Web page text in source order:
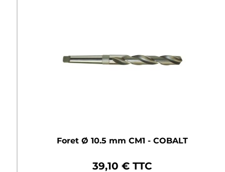
Foret Ø 10.5 mm CM1 - COBALT
39,10 € TTC